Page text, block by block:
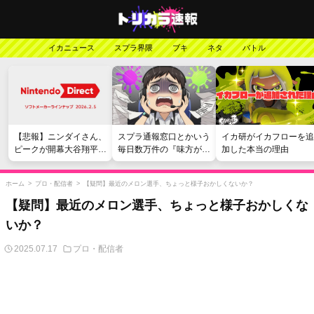
イカニュース スプラ界隈 ブキ ネタ バトル
【悲報】ニンダイさん、
ピークが開幕大谷翔平の
がっかりダイレクトだっ
たと言われてしまう
スプラ通報窓口とかいう
毎日数万件の『味方が弱
い』愚痴を読まされる苦
行
イカ研がイカフローを追
加した本当の理由
ホーム > プロ・配信者 > 【疑問】最近のメロン選手、ちょっと様子おかしくないか？
【疑問】最近のメロン選手、ちょっと様子おかしくな
いか？
2025.07.17 プロ・配信者